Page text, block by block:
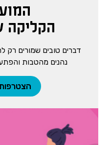
הקליקה
דברים טובים שמורים רק
נהנים מהטבות